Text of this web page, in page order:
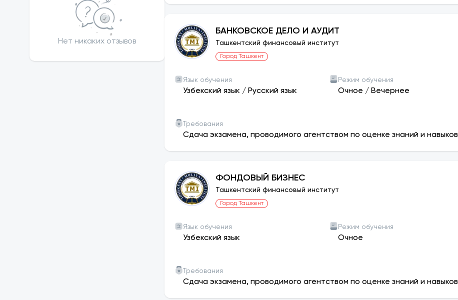
Нет никаких отзывов
БАНКОВСКОЕ ДЕЛО И АУДИТ
Ташкентский финансовый институт
Город Ташкент
Язык обучения
Узбекский язык / Русский язык
Режим обучения
Очное / Вечернее
Требования
Сдача экзамена, проводимого агентством по оценке знаний и навыков
ФОНДОВЫЙ БИЗНЕС
Ташкентский финансовый институт
Город Ташкент
Язык обучения
Узбекский язык
Режим обучения
Очное
Требования
Сдача экзамена, проводимого агентством по оценке знаний и навыков